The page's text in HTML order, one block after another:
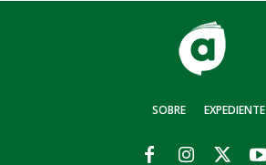
SOBRE EXPEDIENTE